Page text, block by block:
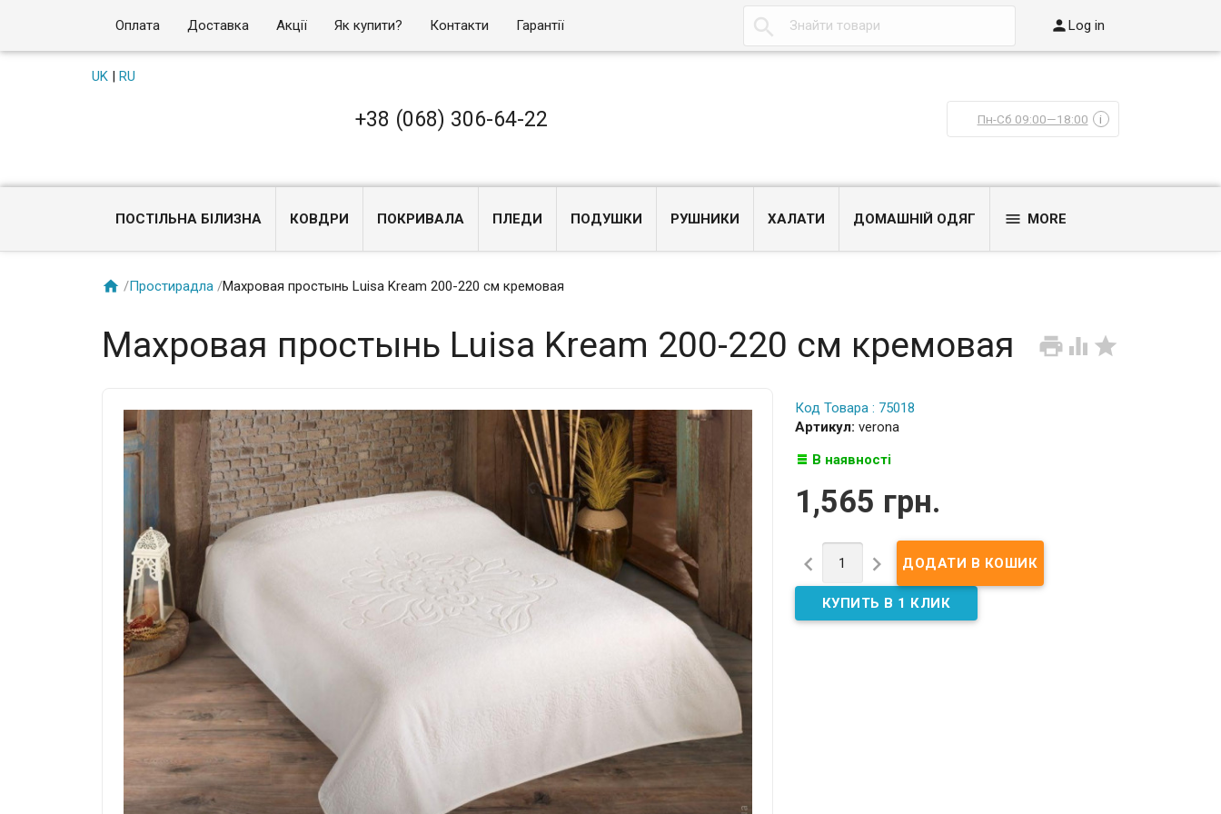
Оплата Доставка Акції Як купити? Контакти Гарантії  Log in
UK| RU
+38 (068) 306-64-22 Пн-Сб 09:00—18:00 i
ПОСТІЛЬНА БІЛИЗНА КОВДРИ ПОКРИВАЛА ПЛЕДИ ПОДУШКИ РУШНИКИ ХАЛАТИ ДОМАШНІЙ ОДЯГ  MORE
 /Простирадла /Махровая простынь Luisa Kream 200-220 см кремовая
  
Махровая простынь Luisa Kream 200-220 см кремовая
Код Товара : 75018
Артикул: verona
В наявності
1,565 грн.
 